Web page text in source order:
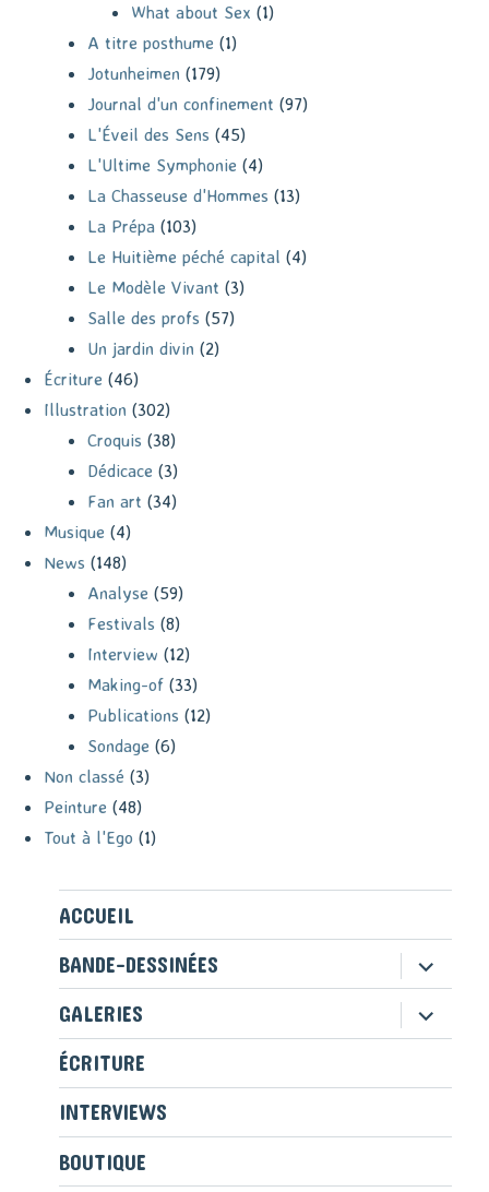
What about Sex (1)
A titre posthume (1)
Jotunheimen (179)
Journal d'un confinement (97)
L'Éveil des Sens (45)
L'Ultime Symphonie (4)
La Chasseuse d'Hommes (13)
La Prépa (103)
Le Huitième péché capital (4)
Le Modèle Vivant (3)
Salle des profs (57)
Un jardin divin (2)
Écriture (46)
Illustration (302)
Croquis (38)
Dédicace (3)
Fan art (34)
Musique (4)
News (148)
Analyse (59)
Festivals (8)
Interview (12)
Making-of (33)
Publications (12)
Sondage (6)
Non classé (3)
Peinture (48)
Tout à l'Ego (1)
ACCUEIL
BANDE-DESSINÉES
ouvrir
le
sous-
menu
GALERIES ouvrir
le
ÉCRITURE
INTERVIEWS
BOUTIQUE